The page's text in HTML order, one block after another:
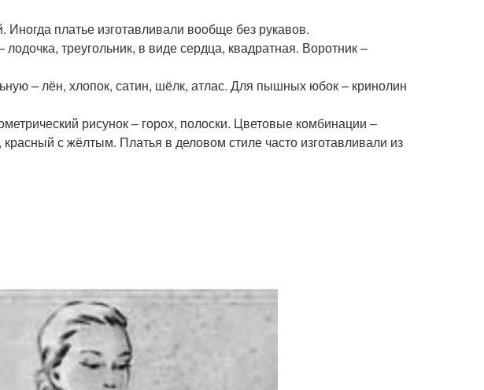
платье изготавливали вообще без рукавов.
треугольник, в виде сердца, квадратная. Воротник –
– лён, хлопок, сатин, шёлк, атлас. Для пышных юбок – кринолин
рисунок – горох, полоски. Цветовые комбинации –
с жёлтым. Платья в деловом стиле часто изготавливали из